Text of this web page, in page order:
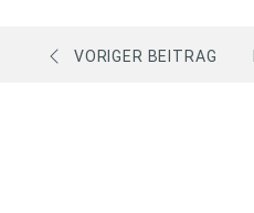
VORIGER BEITRAG